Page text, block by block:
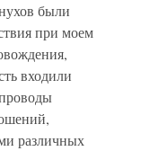
были
при моем
входили
различных